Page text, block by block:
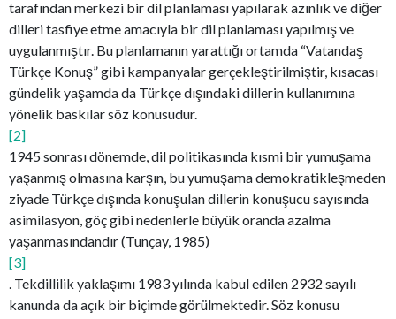
tarafından merkezi bir dil planlaması yapılarak azınlık ve diğer
dilleri tasfiye etme amacıyla bir dil planlaması yapılmış ve
uygulanmıştır. Bu planlamanın yarattığı ortamda “Vatandaş
Türkçe Konuş” gibi kampanyalar gerçekleştirilmiştir, kısacası
gündelik yaşamda da Türkçe dışındaki dillerin kullanımına
yönelik baskılar söz konusudur.
[2]
1945 sonrası dönemde, dil politikasında kısmi bir yumuşama
yaşanmış olmasına karşın, bu yumuşama demokratikleşmeden
ziyade Türkçe dışında konuşulan dillerin konuşucu sayısında
asimilasyon, göç gibi nedenlerle büyük oranda azalma
yaşanmasındandır (Tunçay, 1985)
[3]
. Tekdillilik yaklaşımı 1983 yılında kabul edilen 2932 sayılı
kanunda da açık bir biçimde görülmektedir. Söz konusu